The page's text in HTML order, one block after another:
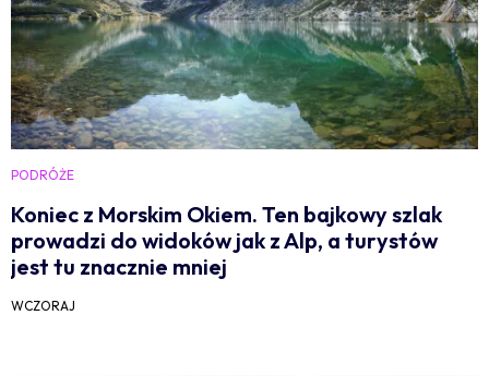
PODRÓŻE
Koniec z Morskim Okiem. Ten bajkowy szlak
prowadzi do widoków jak z Alp, a turystów
jest tu znacznie mniej
WCZORAJ